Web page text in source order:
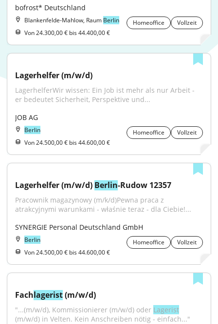
bofrost* Deutschland
Blankenfelde-Mahlow, Raum Berlin Homeoffice
Vollzeit
Von 24.300,00 € bis 44.400,00 €
Lagerhelfer (m/w/d)
LagerhelferWir wissen: Ein Job ist mehr als nur Arbeit -
er bedeutet Sicherheit, Perspektive und...
JOB AG
Berlin Homeoffice
Vollzeit
Von 24.500,00 € bis 44.600,00 €
Lagerhelfer (m/w/d) Berlin-Rudow 12357
Pracownik magazynowy (m/k/d)Pewna praca z
atrakcyjnymi warunkami - właśnie teraz - dla Ciebie!...
SYNERGIE Personal Deutschland GmbH
Berlin Homeoffice
Vollzeit
Von 24.500,00 € bis 44.600,00 €
Fachlagerist (m/w/d)
"...(m/w/d), Kommissionierer (m/w/d) oder Lagerist
(m/w/d) in Velten. Kein Anschreiben nötig - einfach..."